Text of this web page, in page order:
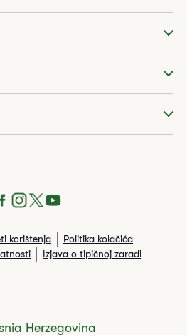
korištenja
Politika kolačića
Izjava o tipičnoj zaradi
Herzegovina